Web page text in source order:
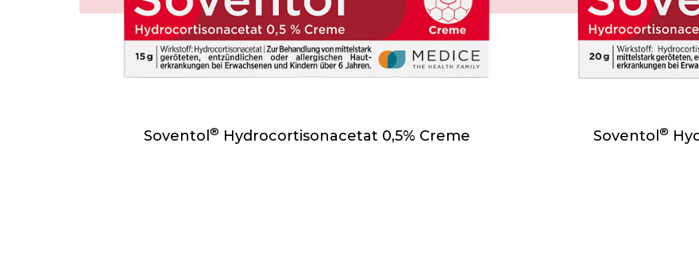
Soventol ® Hydrocortisonacetat 0,5% Creme Soventol ®